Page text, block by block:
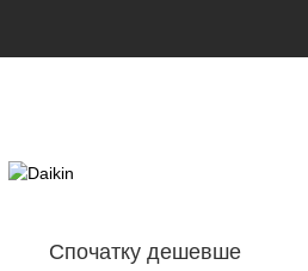
Спочатку дешевше